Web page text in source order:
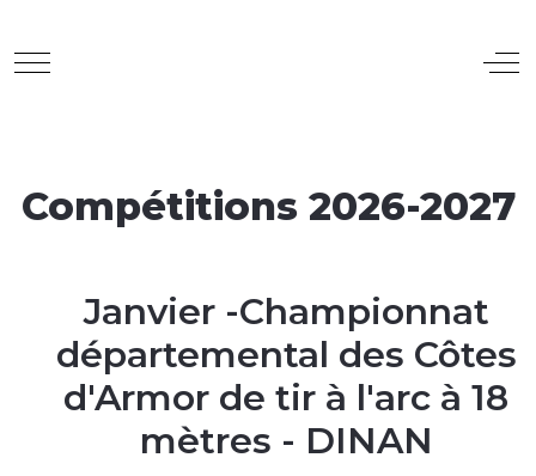
Mobile Menu Toggle
Compétitions 2026-2027
Janvier -Championnat
départemental des Côtes
d'Armor de tir à l'arc à 18
mètres - DINAN